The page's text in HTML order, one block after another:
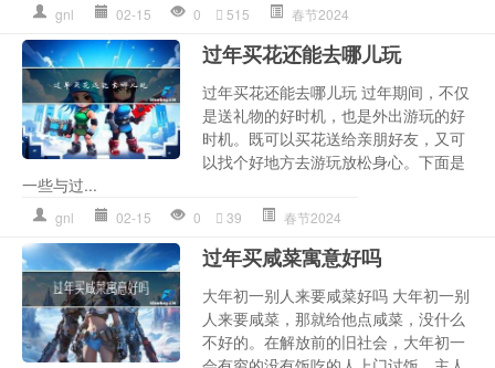
gnl 02-15 0 515 春节2024
过年买花还能去哪儿玩
过年买花还能去哪儿玩 过年期间，不仅
是送礼物的好时机，也是外出游玩的好
时机。既可以买花送给亲朋好友，又可
以找个好地方去游玩放松身心。下面是
一些与过...
gnl 02-15 0 39 春节2024
过年买咸菜寓意好吗
大年初一别人来要咸菜好吗 大年初一别
人来要咸菜，那就给他点咸菜，没什么
不好的。在解放前的旧社会，大年初一